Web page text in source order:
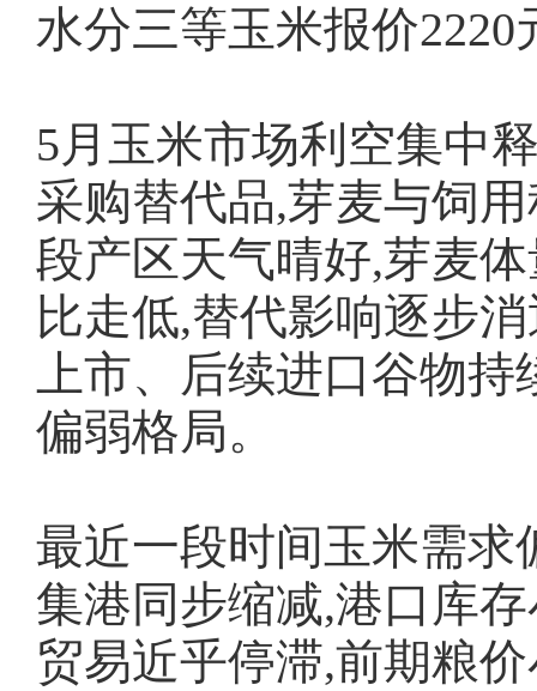
水分三等玉米报价2220
5月玉米市场利空集中
采购替代品,芽麦与饲
段产区天气晴好,芽麦
比走低,替代影响逐步
上市、后续进口谷物持
偏弱格局。
最近一段时间玉米需求
集港同步缩减,港口库
贸易近乎停滞,前期粮